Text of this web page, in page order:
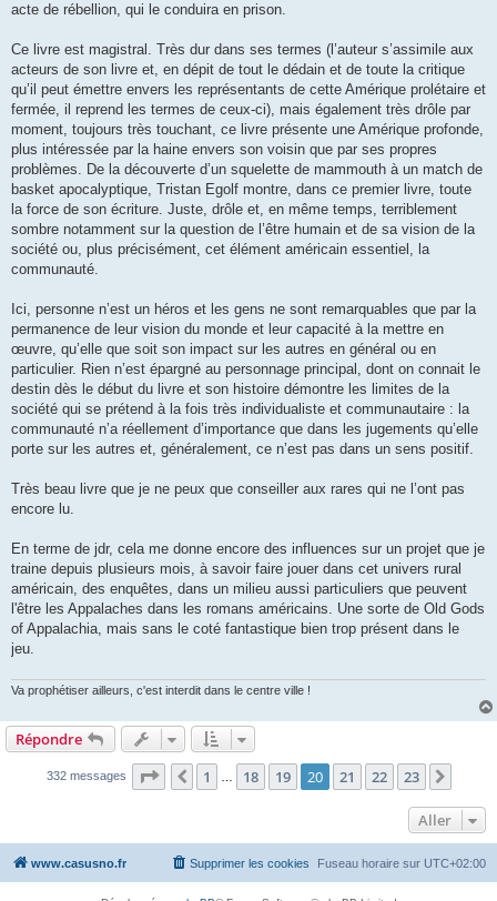
acte de rébellion, qui le conduira en prison.
Ce livre est magistral. Très dur dans ses termes (l’auteur s’assimile aux
acteurs de son livre et, en dépit de tout le dédain et de toute la critique
qu’il peut émettre envers les représentants de cette Amérique prolétaire et
fermée, il reprend les termes de ceux-ci), mais également très drôle par
moment, toujours très touchant, ce livre présente une Amérique profonde,
plus intéressée par la haine envers son voisin que par ses propres
problèmes. De la découverte d’un squelette de mammouth à un match de
basket apocalyptique, Tristan Egolf montre, dans ce premier livre, toute
la force de son écriture. Juste, drôle et, en même temps, terriblement
sombre notamment sur la question de l’être humain et de sa vision de la
société ou, plus précisément, cet élément américain essentiel, la
communauté.
Ici, personne n’est un héros et les gens ne sont remarquables que par la
permanence de leur vision du monde et leur capacité à la mettre en
œuvre, qu’elle que soit son impact sur les autres en général ou en
particulier. Rien n’est épargné au personnage principal, dont on connait le
destin dès le début du livre et son histoire démontre les limites de la
société qui se prétend à la fois très individualiste et communautaire : la
communauté n’a réellement d’importance que dans les jugements qu’elle
porte sur les autres et, généralement, ce n’est pas dans un sens positif.
Très beau livre que je ne peux que conseiller aux rares qui ne l’ont pas
encore lu.
En terme de jdr, cela me donne encore des influences sur un projet que je
traine depuis plusieurs mois, à savoir faire jouer dans cet univers rural
américain, des enquêtes, dans un milieu aussi particuliers que peuvent
l'être les Appalaches dans les romans américains. Une sorte de Old Gods
of Appalachia, mais sans le coté fantastique bien trop présent dans le
jeu.
Va prophétiser ailleurs, c'est interdit dans le centre ville !
Répondre
332 messages Page 20 sur 23
Précédent
1 18 19 20 21 22 23
Aller
www.casusno.fr Fuseau horaire sur UTC+02:00
Supprimer les cookies